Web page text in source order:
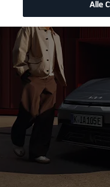
Alle